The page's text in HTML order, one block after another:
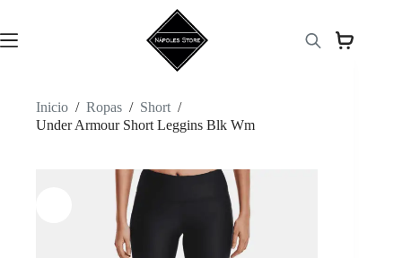
contenido
Inicio / Ropas / Short /
Under Armour Short Leggins Blk Wm